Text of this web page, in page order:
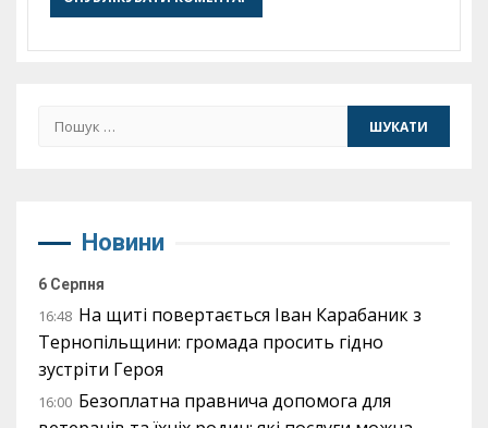
Пошук:
Новини
6 Серпня
16:48 На щиті повертається Іван Карабаник з
Тернопільщини: громада просить гідно
зустріти Героя
16:00 Безоплатна правнича допомога для